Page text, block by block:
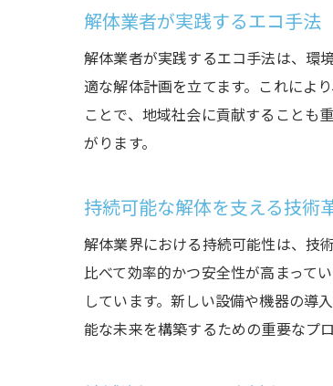
解体業者が実践するエコ手法
解体業者が実践するエコ手法は、環
適な解体計画を立てます。これによ
ことで、地域社会に貢献することも
がります。
持続可能な解体を支える技術
解体業界における持続可能性は、技
比べて効率的かつ安全性が高まって
しています。新しい設備や機器の導
能な未来を構築するための重要なプ